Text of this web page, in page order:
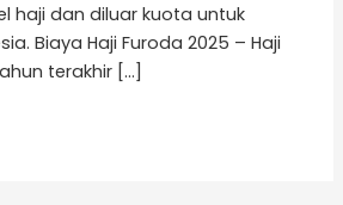
haji dan diluar kuota untuk
Biaya Haji Furoda 2025 – Haji
terakhir […]